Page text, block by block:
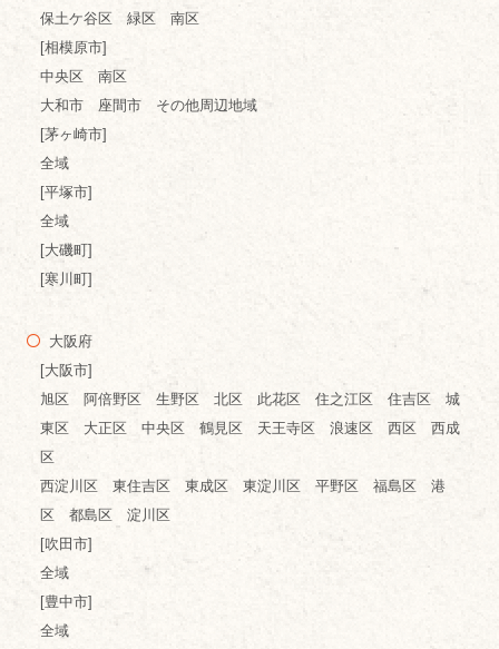
保土ケ谷区 緑区 南区
[相模原市]
中央区 南区
大和市 座間市 その他周辺地域
[茅ヶ崎市]
全域
[平塚市]
全域
[大磯町]
[寒川町]
大阪府
[大阪市]
旭区 阿倍野区 生野区 北区 此花区 住之江区 住吉区 城
東区 大正区 中央区 鶴見区 天王寺区 浪速区 西区 西成
区
西淀川区 東住吉区 東成区 東淀川区 平野区 福島区 港
区 都島区 淀川区
[吹田市]
全域
[豊中市]
全域